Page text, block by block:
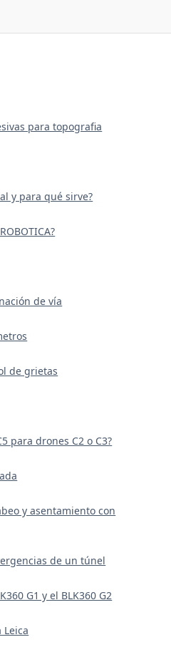
para topografia
y para qué sirve?
de vía
de grietas
para drones C2 o C3?
y asentamiento con
de un túnel
G1 y el BLK360 G2